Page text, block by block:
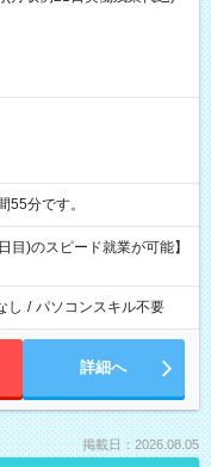
間55分です。
目)のスピード就業が可能】
し / パソコンスキル不要
詳細へ
掲載日：2026.08.05